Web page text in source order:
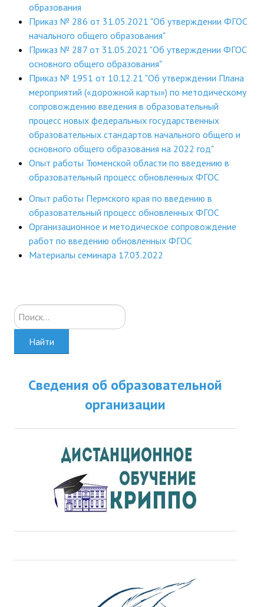
образования
Приказ № 286 от 31.05.2021 "Об утверждении ФГОС
начального общего образования"
Приказ № 287 от 31.05.2021 "Об утверждении ФГОС
основного общего образования"
Приказ № 1951 от 10.12.21 "Об утверждении Плана
мероприятий («дорожной карты») по методическому
сопровождению введения в образовательный
процесс новых федеральных государственных
образовательных стандартов начального общего и
основного общего образования на 2022 год"
Опыт работы Тюменской области по введению в
образовательный процесс обновленных ФГОС
Опыт работы Пермского края по введению в
образовательный процесс обновленных ФГОС
Организационное и методическое сопровождение
работ по введению обновленных ФГОС
Материалы семинара 17.03.2022
Искать...
Найти
Сведения об образовательной
организации